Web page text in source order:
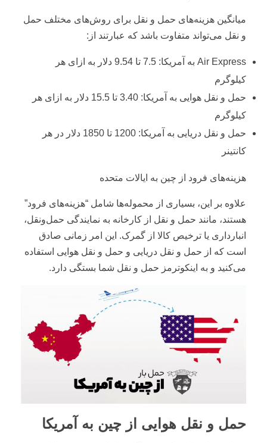
میانگین هزینه‌های حمل و نقل برای روش‌های مختلف حمل
و نقل می‌تواند متفاوت باشد که عبارتند از:
Air Express به آمریکا: 7.5 تا 9.54 دلار به ازای هر
کیلوگرم
حمل و نقل هوایی به آمریکا: 3.40 تا 15.5 دلار به ازای هر
کیلوگرم
حمل و نقل دریایی به آمریکا: 1200 تا 1850 دلار در هر
کانتینر
هزینه‌های فرود از چین به ایالات متحده
علاوه بر این، بسیاری از محموله‌ها شامل “هزینه‌های فرود”
هستند، مانند حمل و نقل از کارخانه به نمایندگی حمل‌ونقل،
انبارداری یا ترخیص کالا از گمرک. این امر زمانی صادق
است که از حمل و نقل دریایی و حمل و نقل هوایی استفاده
می‌کنید و به اینکوترمز حمل و نقل شما بستگی دارد.
حمل و نقل هوایی از چین به آمریکا